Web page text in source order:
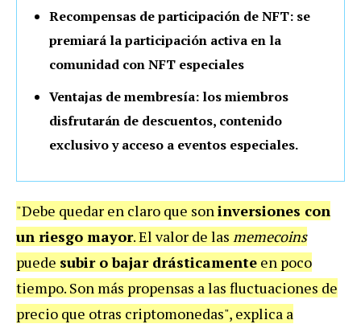
Recompensas de participación de NFT: se
premiará la participación activa en la
comunidad con NFT especiales
Ventajas de membresía: los miembros
disfrutarán de descuentos, contenido
exclusivo y acceso a eventos especiales.
"Debe quedar en claro que son inversiones con
un riesgo mayor. El valor de las memecoins
puede subir o bajar drásticamente en poco
tiempo. Son más propensas a las fluctuaciones de
precio que otras criptomonedas", explica a